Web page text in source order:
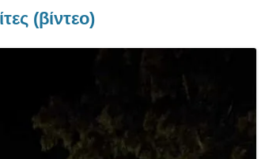
(βίντεο)